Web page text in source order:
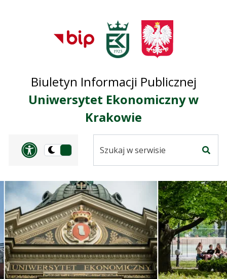
Przejdź do
głównego menu
Przejdź do treści
Przejdź do mapy
serwisu
Biuletyn Informacji Publicznej
Uniwersytet Ekonomiczny w
Krakowie
Panel dostosowania
Przełącz
ciemną
serwisie